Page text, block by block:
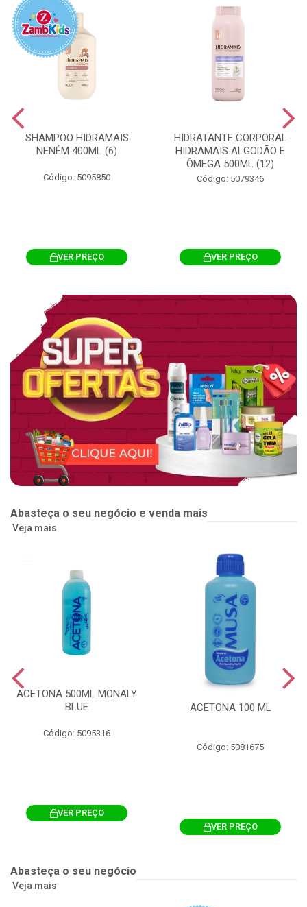
SHAMPOO HIDRAMAIS
NENÉM 400ML (6)
Código: 5095850
VER PREÇO
HIDRATANTE CORPORAL
HIDRAMAIS ALGODÃO E
ÔMEGA 500ML (12)
Código: 5079346
VER PREÇO
Abasteça o seu negócio e venda mais
Veja mais
ACETONA 500ML MONALY
BLUE
Código: 5095316
VER PREÇO
ACETONA 100 ML
Código: 5081675
VER PREÇO
Abasteça o seu negócio
Veja mais